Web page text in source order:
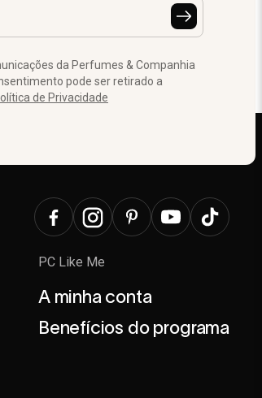
da Perfumes & Companhia
pode ser retirado a
de Privacidade
PC Like Me
A minha conta
Benefícios do programa